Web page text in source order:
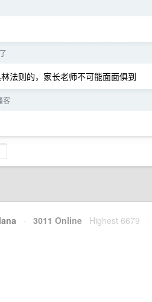
法则的，家长老师不可能面面俱到
客
· 3011 Online Highest 6679